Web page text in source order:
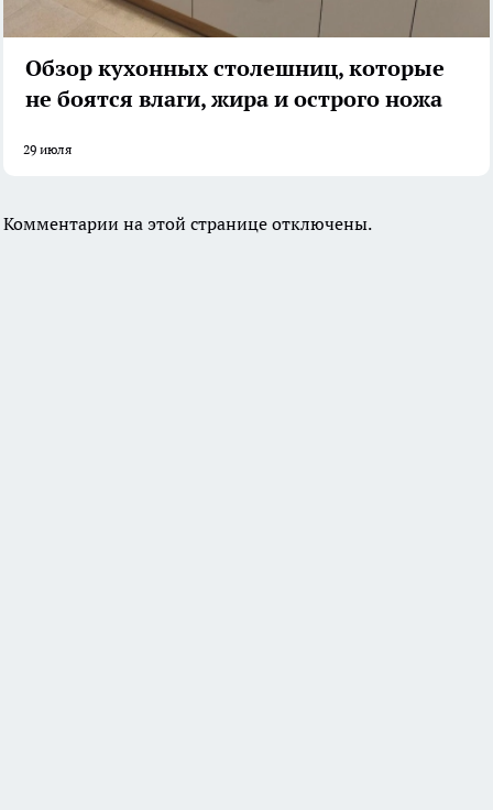
Обзор кухонных столешниц, которые
не боятся влаги, жира и острого ножа
29 июля
Комментарии на этой странице отключены.